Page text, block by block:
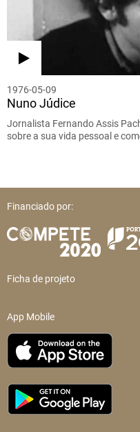
1976-05-09
Nuno Júdice
Jornalista Fernando Assis
sobre a sua vida pessoal e
Financiado por:
Ficha de projeto
App Mobile